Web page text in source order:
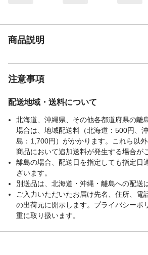
商品説明
注意事項
配送地域・送料について
北海道、沖縄県、その他各都道府県の離
場合は、地域配送料（北海道：500円、
島：1,700円）がかかります。これら以
商品において追加送料が発生する場合が
離島の場合、配送日を指定しても指定日
ざいます。
別送品は、北海道・沖縄・離島への配送
ご入力いただいたお届け先名、住所、電
の出荷元に開示します。プライバシーポ
重に取り扱います。